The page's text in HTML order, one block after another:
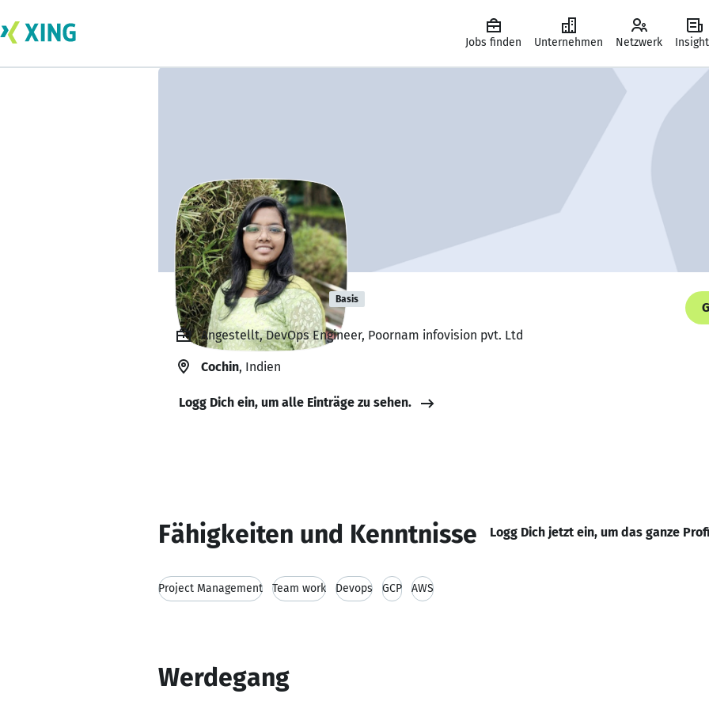
Jobs finden Unternehmen Netzwerk
Blessy Thomas Basis
Angestellt, DevOps Engineer, Poornam infovision pvt. Ltd
Cochin, Indien
Logg Dich ein, um alle Einträge zu sehen.
Fähigkeiten und Kenntnisse Logg Dich jetzt ein, um das ganze
Project Management Team work Devops GCP AWS
Werdegang